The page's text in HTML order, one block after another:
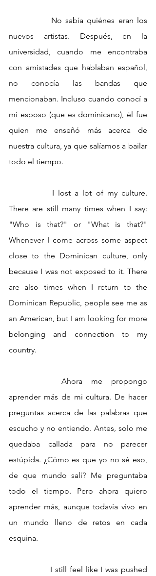
nuevos artistas. Después, en la
universidad, cuando me encontraba
con amistades que hablaban español,
no conocía las bandas que
mencionaban. Incluso cuando conocí a
mi esposo (que es dominicano), él fue
quien me enseñó más acerca de
nuestra cultura, ya que salíamos a bailar
todo el tiempo.
There are still many times when I say:
"Who is that?" or "What is that?"
Whenever I come across some aspect
close to the Dominican culture, only
because I was not exposed to it. There
are also times when I return to the
Dominican Republic, people see me as
an American, but I am looking for more
belonging and connection to my
country.
aprender más de mi cultura. De hacer
preguntas acerca de las palabras que
escucho y no entiendo. Antes, solo me
quedaba callada para no parecer
estúpida. ¿Cómo es que yo no sé eso,
de que mundo salí? Me preguntaba
todo el tiempo. Pero ahora quiero
aprender más, aunque todavía vivo en
un mundo lleno de retos en cada
esquina.